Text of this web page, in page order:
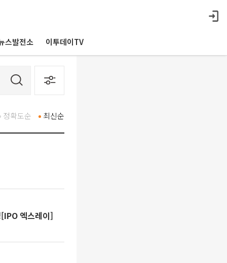
스발전소 이투데이TV
최신순
정확도순
엑스레이]